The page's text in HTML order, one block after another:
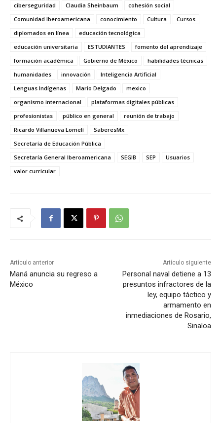
ciberseguridad
Claudia Sheinbaum
cohesión social
Comunidad Iberoamericana
conocimiento Cultura
Cursos
diplomados en línea
educación tecnológica
educación universitaria
ESTUDIANTES
fomento del aprendizaje
formación académica
Gobierno de México
habilidades técnicas
humanidades
innovación
Inteligencia Artificial
Lenguas Indígenas
Mario Delgado
mexico
organismo internacional
plataformas digitales públicas
profesionistas
público en general
reunión de trabajo
Ricardo Villanueva Lomelí
SaberesMx
Secretaría de Educación Pública
Secretaría General Iberoamericana
SEGIB SEP
Usuarios
valor curricular
Artículo anterior
Maná anuncia su regreso a
México
Artículo siguiente
Personal naval detiene a 13
presuntos infractores de la
ley, equipo táctico y
armamento en
inmediaciones de Rosario,
Sinaloa